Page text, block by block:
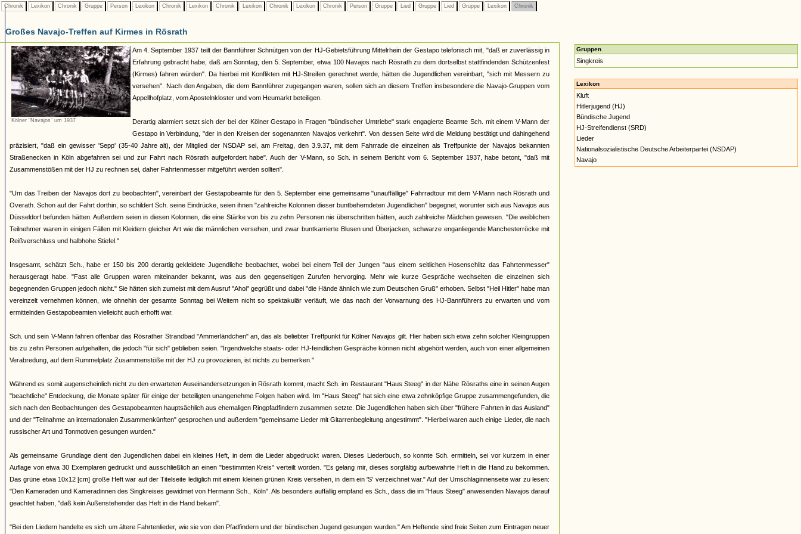
Chronik Lexikon Chronik Gruppe Person Lexikon Chronik Lexikon Chronik Lexikon Chronik Lexikon Chronik Person Gruppe Lied Gruppe Lied Gruppe Lexikon Chronik
Großes Navajo-Treffen auf Kirmes in Rösrath
Kölner "Navajos" um 1937
Am 4. September 1937 teilt der Bannführer Schnütgen von der HJ-Gebietsführung Mittelrhein der Gestapo telefonisch mit, "daß er zuverlässig in
Erfahrung gebracht habe, daß am Sonntag, den 5. September, etwa 100 Navajos nach Rösrath zu dem dortselbst stattfindenden Schützenfest
(Kirmes) fahren würden". Da hierbei mit Konflikten mit HJ-Streifen gerechnet werde, hätten die Jugendlichen vereinbart, "sich mit Messern zu
versehen". Nach den Angaben, die dem Bannführer zugegangen waren, sollen sich an diesem Treffen insbesondere die Navajo-Gruppen vom
Appellhofplatz, vom Apostelnkloster und vom Heumarkt beteiligen.
Derartig alarmiert setzt sich der bei der Kölner Gestapo in Fragen "bündischer Umtriebe" stark engagierte Beamte Sch. mit einem V-Mann der
Gestapo in Verbindung, "der in den Kreisen der sogenannten Navajos verkehrt". Von dessen Seite wird die Meldung bestätigt und dahingehend
präzisiert, "daß ein gewisser 'Sepp' (35-40 Jahre alt), der Mitglied der NSDAP sei, am Freitag, den 3.9.37, mit dem Fahrrade die einzelnen als Treffpunkte der Navajos bekannten
Straßenecken in Köln abgefahren sei und zur Fahrt nach Rösrath aufgefordert habe". Auch der V-Mann, so Sch. in seinem Bericht vom 6. September 1937, habe betont, "daß mit
Zusammenstößen mit der HJ zu rechnen sei, daher Fahrtenmesser mitgeführt werden sollten".
"Um das Treiben der Navajos dort zu beobachten", vereinbart der Gestapobeamte für den 5. September eine gemeinsame "unauffällige" Fahrradtour mit dem V-Mann nach Rösrath und
Overath. Schon auf der Fahrt dorthin, so schildert Sch. seine Eindrücke, seien ihnen "zahlreiche Kolonnen dieser buntbehemdeten Jugendlichen" begegnet, worunter sich aus Navajos aus
Düsseldorf befunden hätten. Außerdem seien in diesen Kolonnen, die eine Stärke von bis zu zehn Personen nie überschritten hätten, auch zahlreiche Mädchen gewesen. "Die weiblichen
Teilnehmer waren in einigen Fällen mit Kleidern gleicher Art wie die männlichen versehen, und zwar buntkarrierte Blusen und Überjacken, schwarze enganliegende Manchesterröcke mit
Reißverschluss und halbhohe Stiefel."
Insgesamt, schätzt Sch., habe er 150 bis 200 derartig gekleidete Jugendliche beobachtet, wobei bei einem Teil der Jungen "aus einem seitlichen Hosenschlitz das Fahrtenmesser"
herausgeragt habe. "Fast alle Gruppen waren miteinander bekannt, was aus den gegenseitigen Zurufen hervorging. Mehr wie kurze Gespräche wechselten die einzelnen sich
begegnenden Gruppen jedoch nicht." Sie hätten sich zumeist mit dem Ausruf "Ahoi" gegrüßt und dabei "die Hände ähnlich wie zum Deutschen Gruß" erhoben. Selbst "Heil Hitler" habe man
vereinzelt vernehmen können, wie ohnehin der gesamte Sonntag bei Weitem nicht so spektakulär verläuft, wie das nach der Vorwarnung des HJ-Bannführers zu erwarten und vom
ermittelnden Gestapobeamten vielleicht auch erhofft war.
Sch. und sein V-Mann fahren offenbar das Rösrather Strandbad "Ammerländchen" an, das als beliebter Treffpunkt für Kölner Navajos gilt. Hier haben sich etwa zehn solcher Kleingruppen
bis zu zehn Personen aufgehalten, die jedoch "für sich" geblieben seien. "Irgendwelche staats- oder HJ-feindlichen Gespräche können nicht abgehört werden, auch von einer allgemeinen
Verabredung, auf dem Rummelplatz Zusammenstöße mit der HJ zu provozieren, ist nichts zu bemerken."
Während es somit augenscheinlich nicht zu den erwarteten Auseinandersetzungen in Rösrath kommt, macht Sch. im Restaurant "Haus Steeg" in der Nähe Rösraths eine in seinen Augen
"beachtliche" Entdeckung, die Monate später für einige der beteiligten unangenehme Folgen haben wird. Im "Haus Steeg" hat sich eine etwa zehnköpfige Gruppe zusammengefunden, die
sich nach den Beobachtungen des Gestapobeamten hauptsächlich aus ehemaligen Ringpfadfindern zusammen setzte. Die Jugendlichen haben sich über "frühere Fahrten in das Ausland"
und der "Teilnahme an internationalen Zusammenkünften" gesprochen und außerdem "gemeinsame Lieder mit Gitarrenbegleitung angestimmt". "Hierbei waren auch einige Lieder, die nach
russischer Art und Tonmotiven gesungen wurden."
Als gemeinsame Grundlage dient den Jugendlichen dabei ein kleines Heft, in dem die Lieder abgedruckt waren. Dieses Liederbuch, so konnte Sch. ermitteln, sei vor kurzem in einer
Auflage von etwa 30 Exemplaren gedruckt und ausschließlich an einen "bestimmten Kreis" verteilt worden. "Es gelang mir, dieses sorgfältig aufbewahrte Heft in die Hand zu bekommen.
Das grüne etwa 10x12 [cm] große Heft war auf der Titelseite lediglich mit einem kleinen grünen Kreis versehen, in dem ein 'S' verzeichnet war." Auf der Umschlaginnenseite war zu lesen:
"Den Kameraden und Kameradinnen des Singkreises gewidmet von Hermann Sch., Köln". Als besonders auffällig empfand es Sch., dass die im "Haus Steeg" anwesenden Navajos darauf
geachtet haben, "daß kein Außenstehender das Heft in die Hand bekam".
"Bei den Liedern handelte es sich um ältere Fahrtenlieder, wie sie von den Pfadfindern und der bündischen Jugend gesungen wurden." Am Heftende sind freie Seiten zum Eintragen neuer
Gruppen
Singkreis
Lexikon
Kluft
Hitlerjugend (HJ)
Bündische Jugend
HJ-Streifendienst (SRD)
Lieder
Nationalsozialistische Deutsche Arbeiterpartei (NSDAP)
Navajo